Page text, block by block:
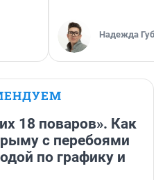
Надежда
18 поваров». Как
с перебоями
по графику и